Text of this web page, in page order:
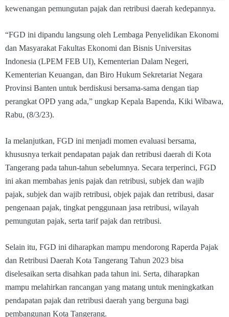
kewenangan pemungutan pajak dan retribusi daerah kedepannya.
“FGD ini dipandu langsung oleh Lembaga Penyelidikan Ekonomi
dan Masyarakat Fakultas Ekonomi dan Bisnis Universitas
Indonesia (LPEM FEB UI), Kementerian Dalam Negeri,
Kementerian Keuangan, dan Biro Hukum Sekretariat Negara
Provinsi Banten untuk berdiskusi bersama-sama dengan tiap
perangkat OPD yang ada,” ungkap Kepala Bapenda, Kiki Wibawa,
Rabu, (8/3/23).
Ia melanjutkan, FGD ini menjadi momen evaluasi bersama,
khususnya terkait pendapatan pajak dan retribusi daerah di Kota
Tangerang pada tahun-tahun sebelumnya. Secara terperinci, FGD
ini akan membahas jenis pajak dan retribusi, subjek dan wajib
pajak, subjek dan wajib retribusi, objek pajak dan retribusi, dasar
pengenaan pajak, tingkat penggunaan jasa retribusi, wilayah
pemungutan pajak, serta tarif pajak dan retribusi.
Selain itu, FGD ini diharapkan mampu mendorong Raperda Pajak
dan Retribusi Daerah Kota Tangerang Tahun 2023 bisa
diselesaikan serta disahkan pada tahun ini. Serta, diharapkan
mampu melahirkan rancangan yang matang untuk meningkatkan
pendapatan pajak dan retribusi daerah yang berguna bagi
pembangunan Kota Tangerang.